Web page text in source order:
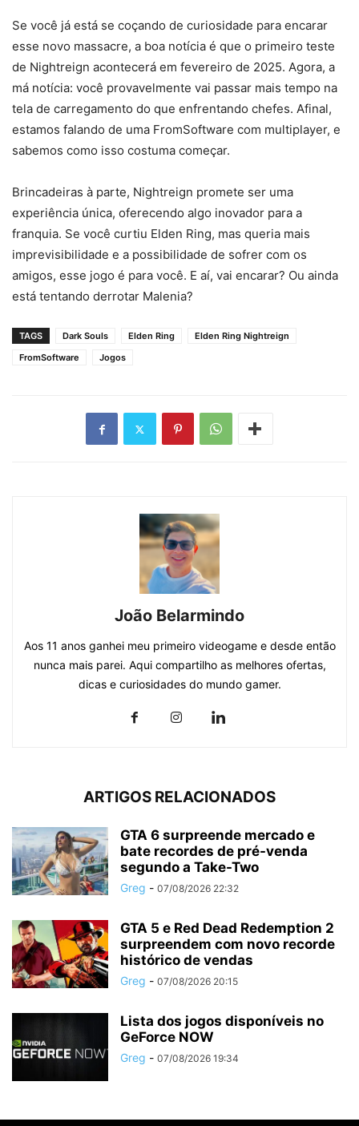
Se você já está se coçando de curiosidade para encarar
esse novo massacre, a boa notícia é que o primeiro teste
de Nightreign acontecerá em fevereiro de 2025. Agora, a
má notícia: você provavelmente vai passar mais tempo na
tela de carregamento do que enfrentando chefes. Afinal,
estamos falando de uma FromSoftware com multiplayer, e
sabemos como isso costuma começar.
Brincadeiras à parte, Nightreign promete ser uma
experiência única, oferecendo algo inovador para a
franquia. Se você curtiu Elden Ring, mas queria mais
imprevisibilidade e a possibilidade de sofrer com os
amigos, esse jogo é para você. E aí, vai encarar? Ou ainda
está tentando derrotar Malenia?
TAGS Dark Souls Elden Ring
Elden Ring Nightreign
FromSoftware
Jogos
João Belarmindo
Aos 11 anos ganhei meu primeiro videogame e desde então
nunca mais parei. Aqui compartilho as melhores ofertas,
dicas e curiosidades do mundo gamer.
ARTIGOS RELACIONADOS
GTA 6 surpreende mercado e
bate recordes de pré-venda
segundo a Take-Two
Greg - 07/08/2026 22:32
GTA 5 e Red Dead Redemption 2
surpreendem com novo recorde
histórico de vendas
Greg - 07/08/2026 20:15
Lista dos jogos disponíveis no
GeForce NOW
Greg - 07/08/2026 19:34